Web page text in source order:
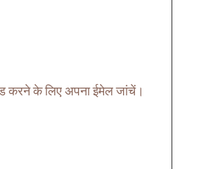
करने के लिए अपना ईमेल जांचें।